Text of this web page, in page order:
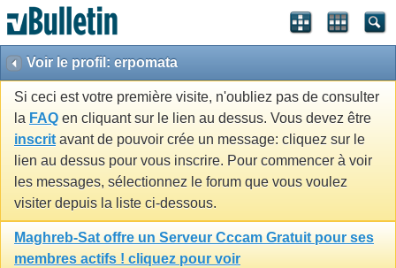
Voir le profil: erpomata
Si ceci est votre première visite, n'oubliez pas de consulter
la FAQ en cliquant sur le lien au dessus. Vous devez être
inscrit avant de pouvoir crée un message: cliquez sur le
lien au dessus pour vous inscrire. Pour commencer à voir
les messages, sélectionnez le forum que vous voulez
visiter depuis la liste ci-dessous.
Maghreb-Sat offre un Serveur Cccam Gratuit pour ses
membres actifs ! cliquez pour voir